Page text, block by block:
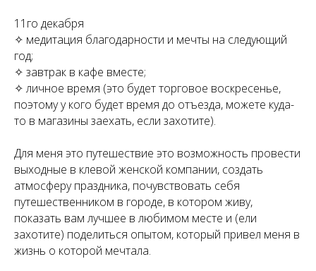
11го декабря
✧ медитация благодарности и мечты на следующий
год;
✧ завтрак в кафе вместе;
✧ личное время (это будет торговое воскресенье,
поэтому у кого будет время до отъезда, можете куда-
то в магазины заехать, если захотите).
Для меня это путешествие это возможность провести
выходные в клевой женской компании, создать
атмосферу праздника, почувствовать себя
путешественником в городе, в котором живу,
показать вам лучшее в любимом месте и (ели
захотите) поделиться опытом, который привел меня в
жизнь о которой мечтала.